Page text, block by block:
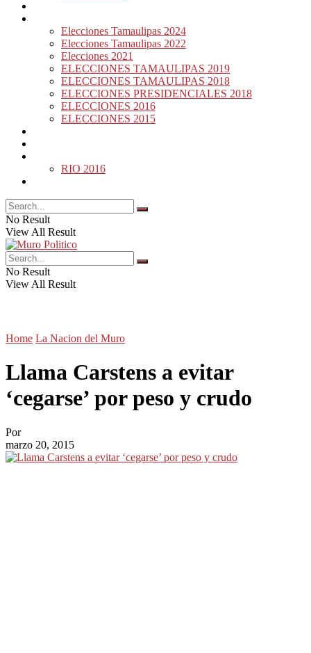
Elecciones Tamaulipas 2024
Elecciones Tamaulipas 2022
Elecciones 2021
ELECCIONES TAMAULIPAS 2019
ELECCIONES TAMAULIPAS 2018
ELECCIONES PRESIDENCIALES 2018
ELECCIONES 2016
ELECCIONES 2015
RIO 2016
No Result
View All Result
No Result
View All Result
Home La Nacion del Muro
Llama Carstens a evitar
‘cegarse’ por peso y crudo
Por
marzo 20, 2015